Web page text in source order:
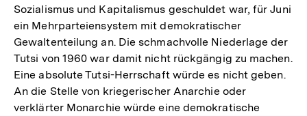
Sozialismus und Kapitalismus geschuldet war, für Juni
ein Mehrparteiensystem mit demokratischer
Gewaltenteilung an. Die schmachvolle Niederlage der
Tutsi von 1960 war damit nicht rückgängig zu machen.
Eine absolute Tutsi-Herrschaft würde es nicht geben.
An die Stelle von kriegerischer Anarchie oder
verklärter Monarchie würde eine demokratische